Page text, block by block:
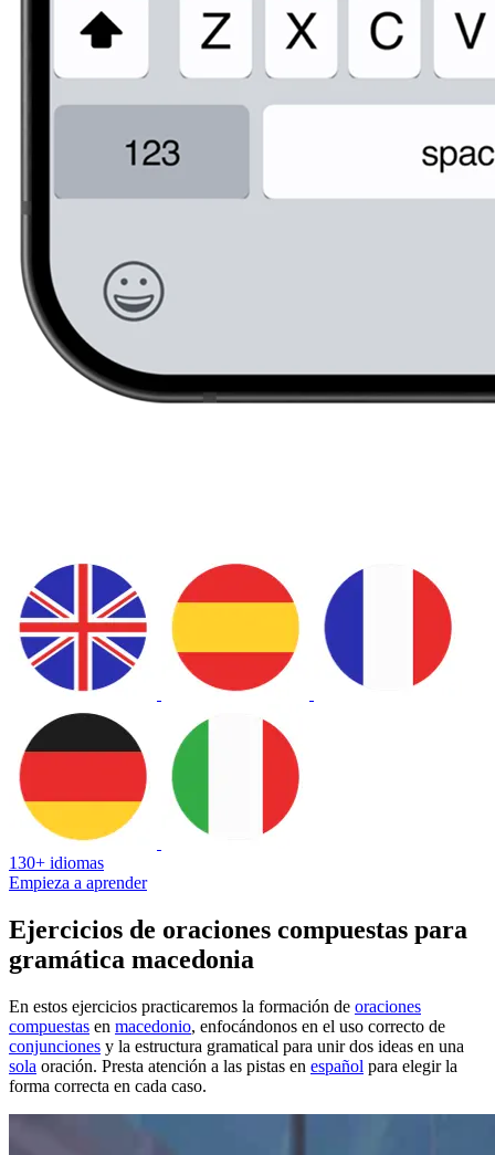
130+ idiomas
Empieza a aprender
Ejercicios de oraciones compuestas para
gramática macedonia
En estos ejercicios practicaremos la formación de oraciones
compuestas en macedonio, enfocándonos en el uso correcto de
conjunciones y la estructura gramatical para unir dos ideas en una
sola oración. Presta atención a las pistas en español para elegir la
forma correcta en cada caso.